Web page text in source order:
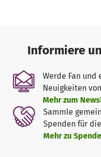
durchgeführt werden:
Bauleiter Jorge Felipe
Gondola und der
Informiere
Werde Fan
Neuigkeiten
Mehr zum
Sammle
Spenden für
Mehr zu